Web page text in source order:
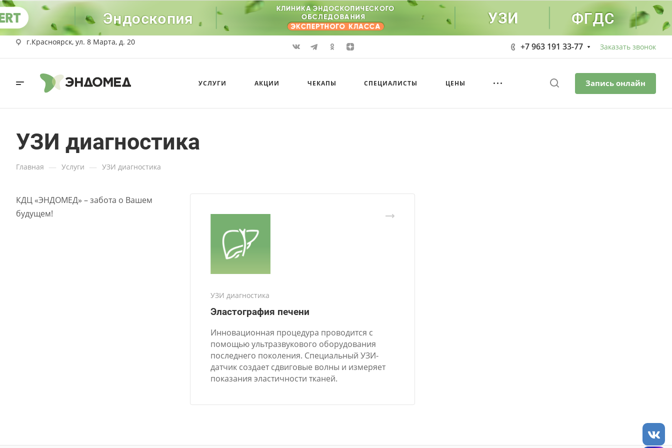
г.Красноярск, ул. 8 Марта, д. 20 +7 963 191 33-77 Заказать звонок
УСЛУГИ АКЦИИ ЧЕКАПЫ СПЕЦИАЛИСТЫ ЦЕНЫ Запись онлайн
УЗИ диагностика
Главная — Услуги — УЗИ диагностика
УЗИ диагностика
Эластография печени
Инновационная процедура проводится с
помощью ультразвукового оборудования
последнего поколения. Специальный УЗИ-
датчик создает сдвиговые волны и измеряет
показания эластичности тканей.
КДЦ «ЭНДОМЕД» – забота о Вашем
будущем!